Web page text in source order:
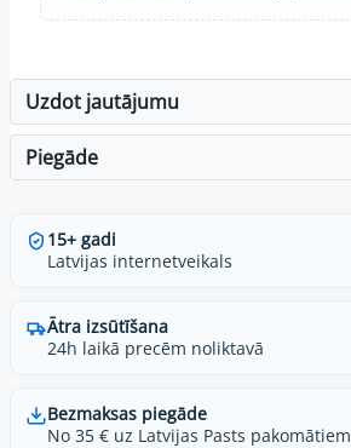
Uzdot jautājumu
Piegāde
15+ gadi
Latvijas internetveikals
Ātra izsūtīšana
24h laikā precēm noliktavā
Bezmaksas piegāde
No 35 € uz Latvijas Pasts pakomātiem